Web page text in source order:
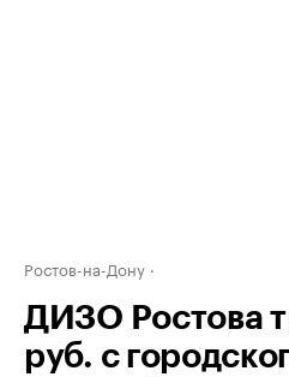
Ростов-на-Дону
ДИЗО Ростова
руб. с